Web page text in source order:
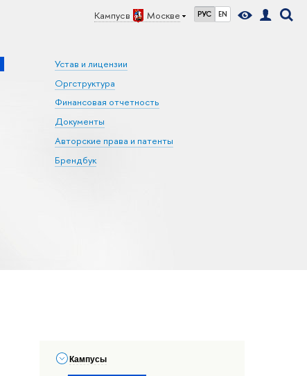
Кампус в Москве РУС EN
Устав и лицензии
Оргструктура
Финансовая отчетность
Документы
Авторские права и патенты
Брендбук
Кампусы